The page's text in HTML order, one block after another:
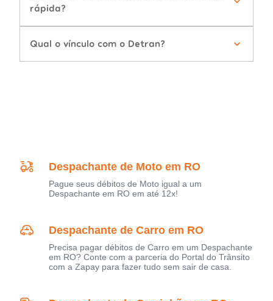
rápida?
Qual o vínculo com o Detran?
Despachante de Moto em RO
Pague seus débitos de Moto igual a um
Despachante em RO em até 12x!
Despachante de Carro em RO
Precisa pagar débitos de Carro em um Despachante
em RO? Conte com a parceria do Portal do Trânsito
com a Zapay para fazer tudo sem sair de casa.